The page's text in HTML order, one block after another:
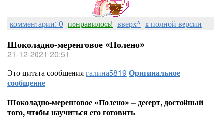
комментарии: 0 понравилось! вверх^ к полной версии
Шоколадно-меренговое «Полено»
21-12-2021 20:51
Это цитата сообщениягалина5819 Оригинальное
сообщение
Шоколадно-меренговое «Полено» – десерт, достойный
того, чтобы научиться его готовить